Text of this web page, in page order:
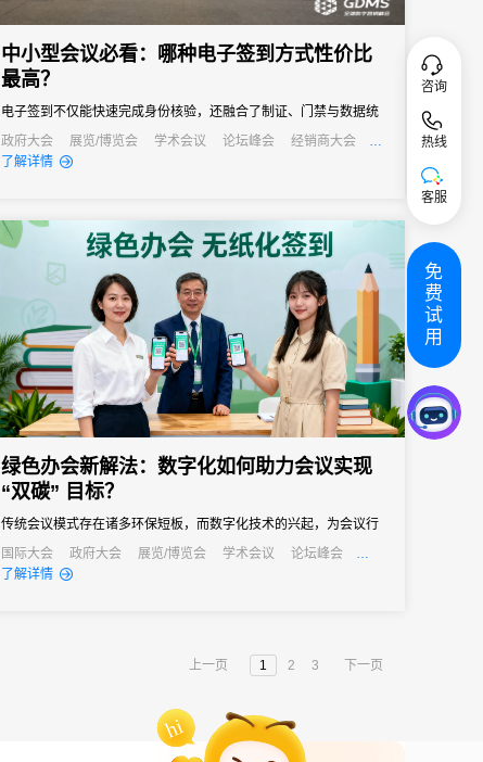
中小型会议必看：哪种电子签到方式性价比
最高？
电子签到不仅能快速完成身份核验，还融合了制证、门禁与数据统
计等多重功能，能够快速完成签到过程，减少等待时间，同时能够
通过数据分析，为会议组织者提供宝贵的参会者信息，助力后续的
政府大会 展览/博览会 学术会议 论坛峰会
经销商大会
公关活动
发布会
了解详情
绿色办会新解法：数字化如何助力会议实现
“双碳” 目标？
传统会议模式存在诸多环保短板，而数字化技术的兴起，为会议行
业实现绿色转型、达成“双碳”目标提供了新的解法。
国际大会 政府大会 展览/博览会 学术会议
论坛峰会
线上活动
线上展会
了解详情
上一页 1 2 3 下一页
咨询
热线
客服
免
费
试
用